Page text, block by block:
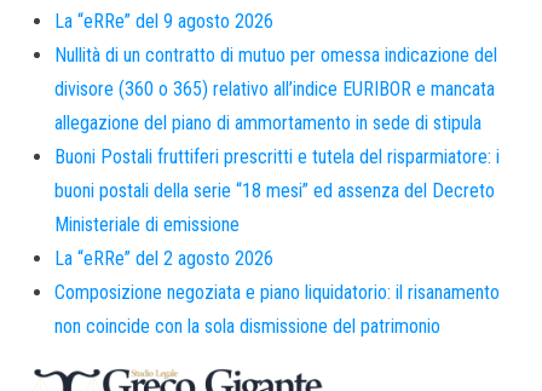
La “eRRe” del 9 agosto 2026
Nullità di un contratto di mutuo per omessa indicazione del
divisore (360 o 365) relativo all’indice EURIBOR e mancata
allegazione del piano di ammortamento in sede di stipula
Buoni Postali fruttiferi prescritti e tutela del risparmiatore: i
buoni postali della serie “18 mesi” ed assenza del Decreto
Ministeriale di emissione
La “eRRe” del 2 agosto 2026
Composizione negoziata e piano liquidatorio: il risanamento
non coincide con la sola dismissione del patrimonio